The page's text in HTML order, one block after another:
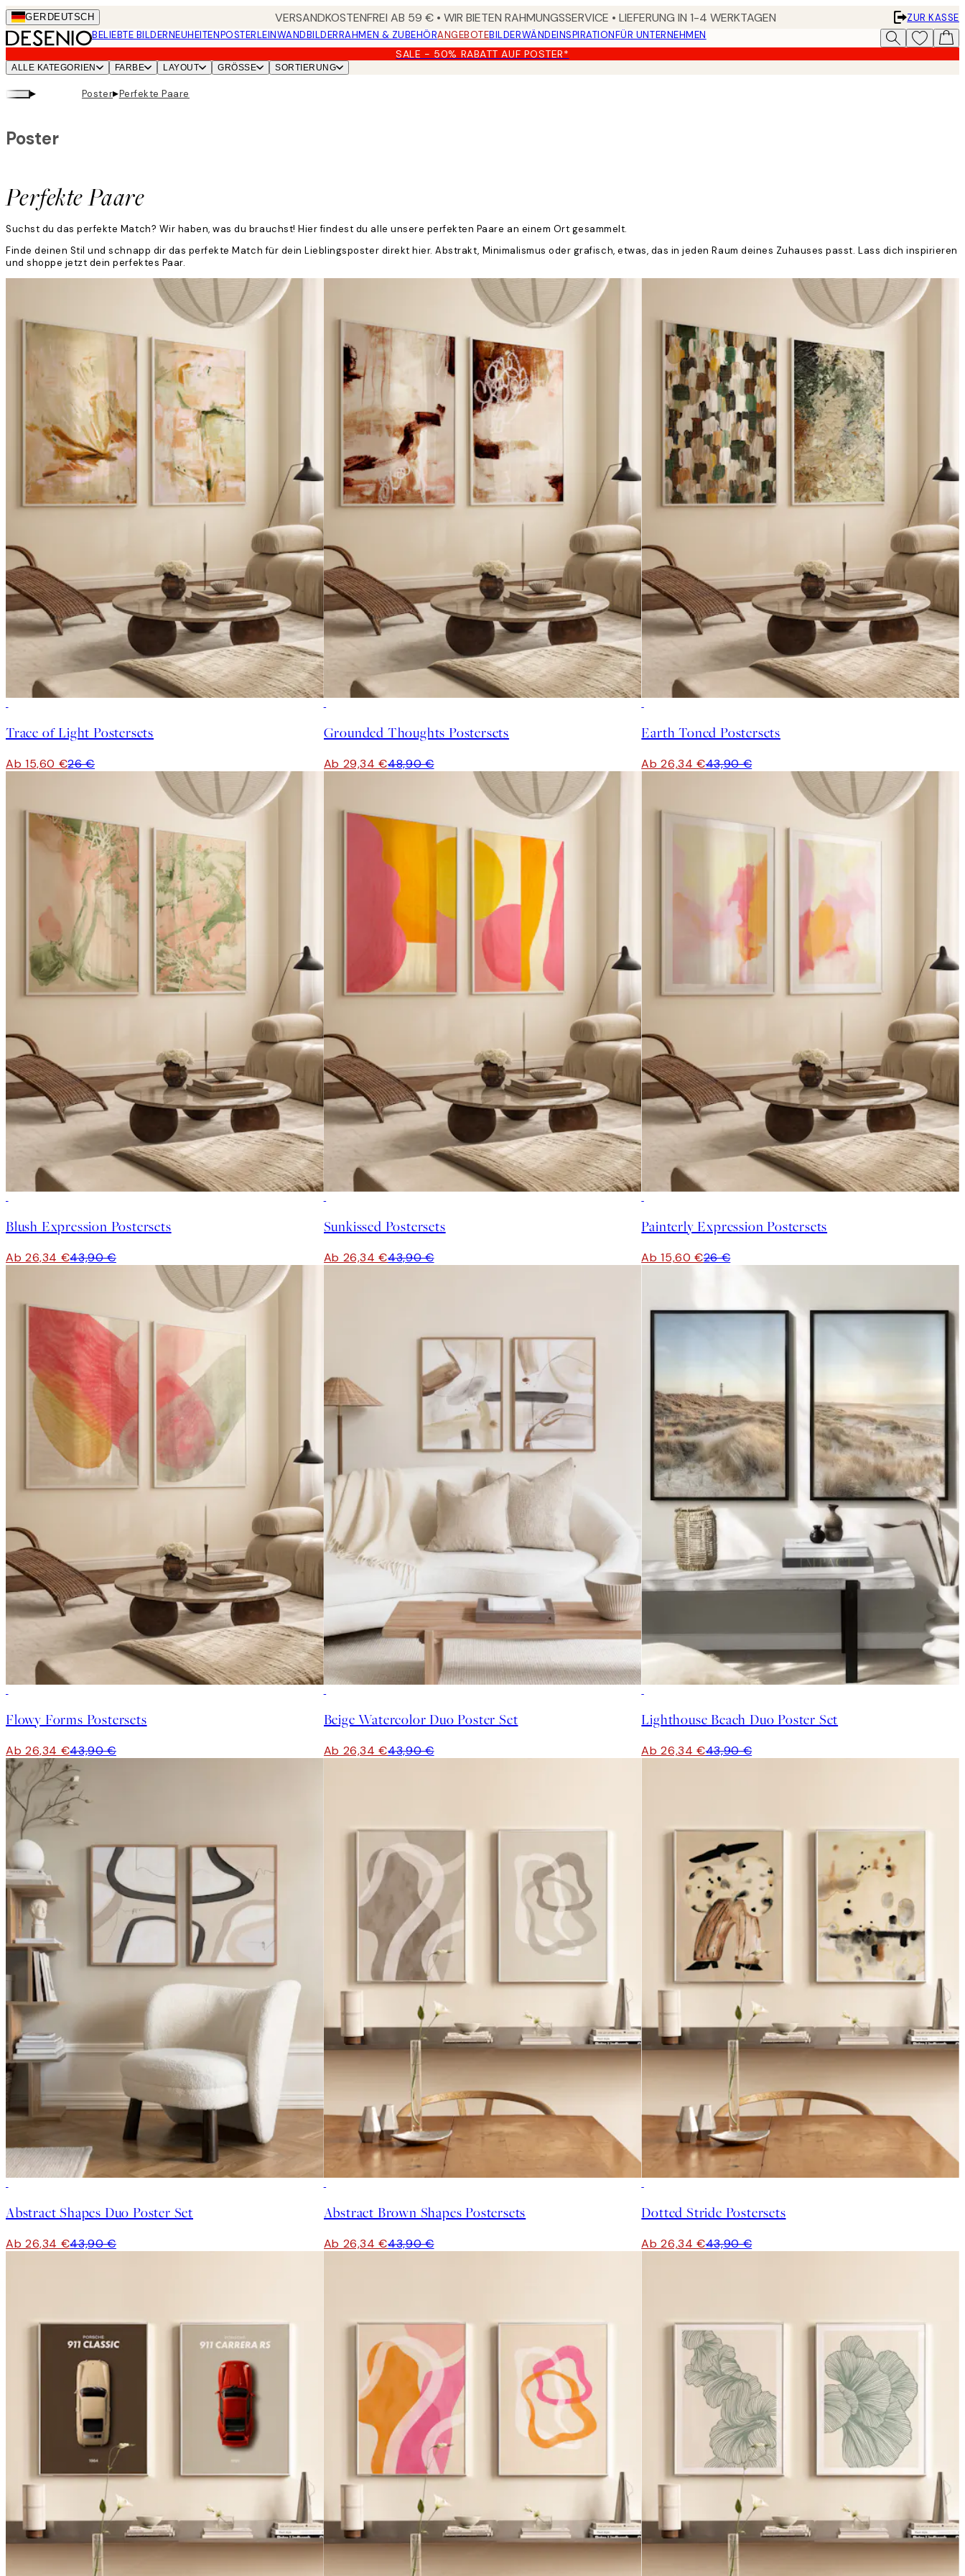
Skip
to
main
content.
GER DEUTSCH VERSANDKOSTENFREI AB 59 € • WIR BIETEN RAHMUNGSSERVICE • LIEFERUNG IN 1-4 WERKTAGEN
ZUR KASSE
BELIEBTE BILDERNEUHEITENPOSTERLEINWANDBILDERRAHMEN & ZUBEHÖRANGEBOTEBILDERWÄNDEINSPIRATIONFÜR UNTERNEHMEN
SALE - 50% RABATT AUF POSTER*
ALLE KATEGORIEN FARBE LAYOUT GRÖSSE SORTIERUNG
▸ Poster▸Perfekte Paare
Perfekte Paare
Poster
Suchst du das perfekte Match? Wir haben, was du brauchst! Hier findest du alle unsere perfekten Paare an einem Ort gesammelt.
Finde deinen Stil und schnapp dir das perfekte Match für dein Lieblingsposter direkt hier. Abstrakt, Minimalismus oder grafisch, etwas, das in jeden Raum deines Zuhauses passt. Lass dich inspirieren
und shoppe jetzt dein perfektes Paar.
Trace of Light Postersets
Ab 15,60 €26 €
Grounded Thoughts Postersets
Ab 29,34 €48,90 €
Earth Toned Postersets
Ab 26,34 €43,90 €
Blush Expression Postersets
Ab 26,34 €43,90 €
Sunkissed Postersets
Ab 26,34 €43,90 €
Painterly Expression Postersets
Ab 15,60 €26 €
Flowy Forms Postersets
Ab 26,34 €43,90 €
Beige Watercolor Duo Poster Set
Ab 26,34 €43,90 €
Lighthouse Beach Duo Poster Set
Ab 26,34 €43,90 €
Abstract Shapes Duo Poster Set
Ab 26,34 €43,90 €
Abstract Brown Shapes Postersets
Ab 26,34 €43,90 €
Dotted Stride Postersets
Ab 26,34 €43,90 €